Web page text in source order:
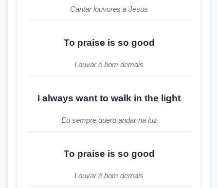
Cantar louvores a Jesus
To praise is so good
Louvar é bom demais
I always want to walk in the light
Eu sempre quero andar na luz
To praise is so good
Louvar é bom demais